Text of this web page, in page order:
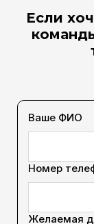
Если
Ваше ФИО
Номер
Желаемая